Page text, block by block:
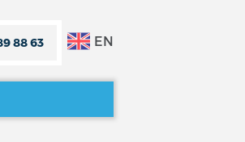
EN
88 63